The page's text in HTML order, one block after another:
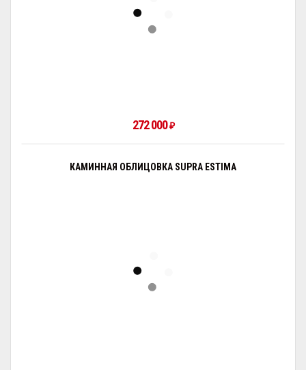
272 000₽
КАМИННАЯ ОБЛИЦОВКА SUPRA ESTIMA